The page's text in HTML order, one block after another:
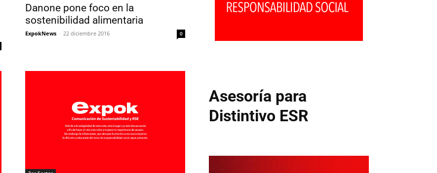
Danone pone foco en la
sostenibilidad alimentaria
ExpokNews - 22 diciembre 2016 0
Asesoría para
Distintivo ESR